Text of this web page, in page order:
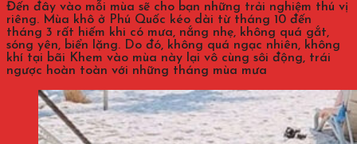
Đến đây vào mỗi mùa sẽ cho bạn những trải nghiệm thú vị
riêng. Mùa khô ở Phú Quốc kéo dài từ tháng 10 đến
tháng 3 rất hiếm khi có mưa, nắng nhẹ, không quá gắt,
sóng yên, biển lặng. Do đó, không quá ngạc nhiên, không
khí tại bãi Khem vào mùa này lại vô cùng sôi động, trái
ngược hoàn toàn với những tháng mùa mưa